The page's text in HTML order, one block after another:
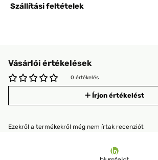
Szállítási feltételek
Vásárlói értékelések
0 értékelés
Írjon értékelést
Ezekről a termékekről még nem írtak recenziót